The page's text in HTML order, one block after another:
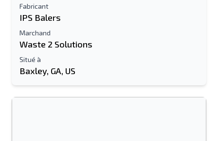
Mobile
Fabricant
IPS Balers
Marchand
Waste 2 Solutions
Situé à
Baxley, GA, US
Information additionnelle